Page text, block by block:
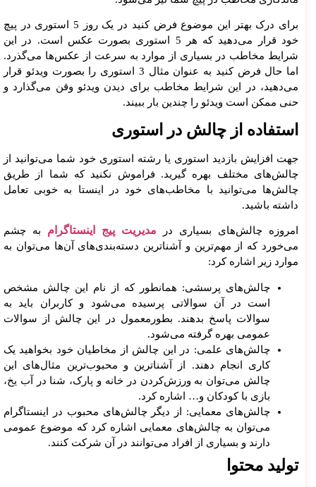
برای درک بهتر این موضوع فرض کنید در یک روز 5 استوری در پیچ
خود قرار می‌دهید که هر 5 استوری بصورت عکس است. در این
شرایط مخاطب در بسیاری از موارد به سرعت از عکس‌ها می‌گذرد.
اما حال فرض کنید به عنوان مثال 3 استوری را بصورت ویدئو قرار
می‌دهید، در این شرایط مخاطب برای دیدن ویدئو وقن می‌گذارد و
حنی ممکن است ویدئو را چندین بار ببیند.
استفاده از چالش در استوری
جهت افزایش بازدید استوری یا رشته استوری خود شما می‌توانید از
چالش‌های مختلف بهره گیرید. فراموش نکنید که شما از طریق
چالش‌ها می‌توانید با مخاطب‌های خود در اینستا به خوبی تعامل
داشته باشید.
امروزه چالش‌های بسیاری در مدیریت پیج اینستاگرام به چشم
می‌خورد که از مهم‌ترین و آشناترین دسته‌بندی‌های آن‌ها می‌توان به
موارد زیر اشاره کرد:
چالش‌های پرسشی: همانطور که از نام این چالش مشخص
است در آن سوالاتی پرسیده می‌شود و کاربران باید به
سوالات پاسخ بدهند. بطورمعمول در این چالش از سوالات
عمومی بهره گرفته می‌شود.
چالش‌های علمی: در این چالش از مخاطیان خود بخواهید یک
کاری انجام دهند. از آشناترین و محبوب‌ترین مثال‌های این
چالش می‌توان به ورزش‌کردن در خانه و پارک، شنا در آب یخ،
بازی با کودکان و… اشاره کرد.
چالش‌های معمایی: از دیگر چالش‌های محبوب در اینستاگرام
می‌توان به چالش‌های معمایی اشاره کرد که موضوع عمومی
دارند و بسیاری از افراد می‌توانند در آن شرکت کنند.
تولید محتوا